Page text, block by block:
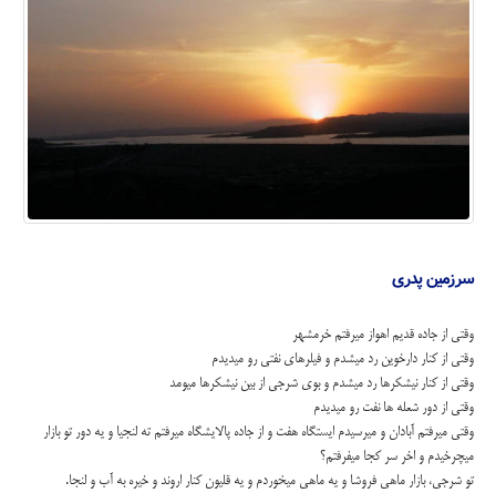
سرزمین پدری
وقتی از جاده قدیم اهواز میرفتم خرمشهر
وقتی از کنار دارخوین رد میشدم و فیلرهای نفتی رو میدیدم
وقتی از کنار نیشکرها رد میشدم و بوی شرجی از بین نیشکرها میومد
وقتی از دور شعله ها نفت رو میدیدم
وقتی میرفتم آبادان و میرسیدم ایستگاه هفت و از جاده پالایشگاه میرفتم ته لنجیا و یه دور تو بازار
میچرخیدم و اخر سر کجا میفرفتم؟
تو شرجی، بازار ماهی فروشا و یه ماهی میخوردم و یه قلیون کنار اروند و خیره به آب و لنجا.